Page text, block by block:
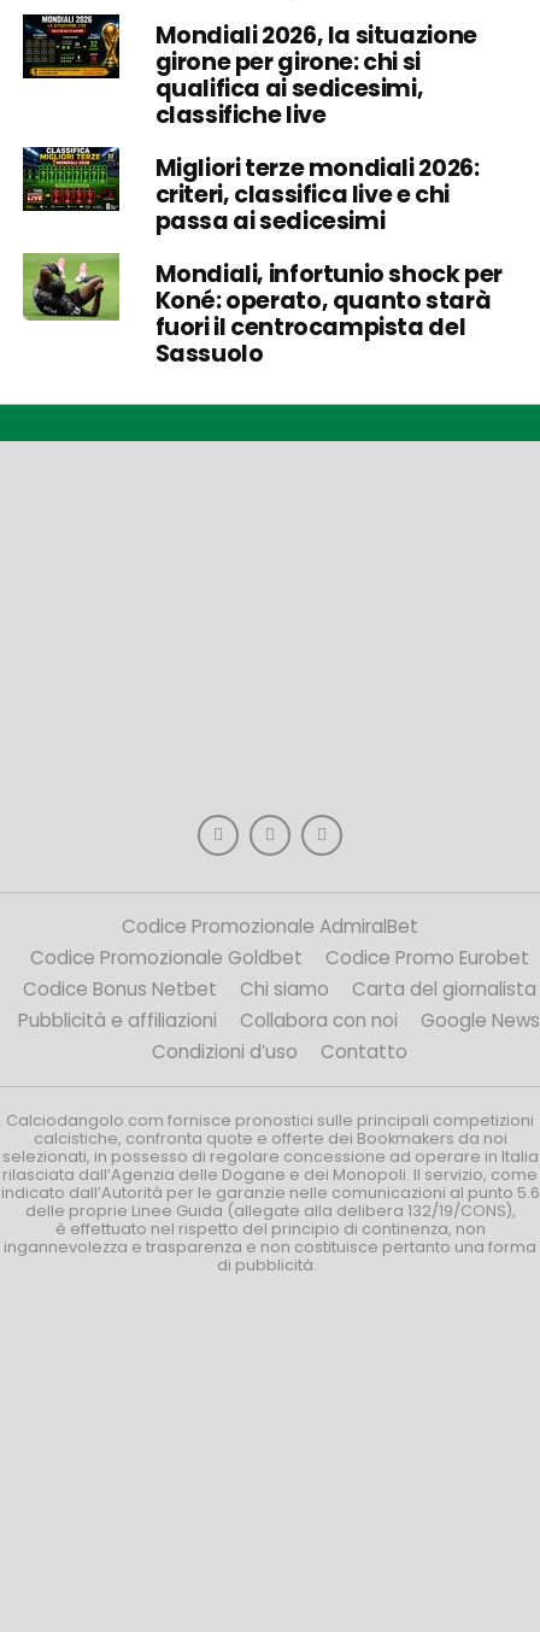
Mondiali 2026, la situazione
girone per girone: chi si
qualifica ai sedicesimi,
classifiche live
Migliori terze mondiali 2026:
criteri, classifica live e chi
passa ai sedicesimi
Mondiali, infortunio shock per
Koné: operato, quanto starà
fuori il centrocampista del
Sassuolo
Codice Promozionale AdmiralBet
Codice Promozionale Goldbet
Codice Promo Eurobet
Codice Bonus Netbet
Chi siamo
Carta del giornalista
Pubblicità e affiliazioni
Collabora con noi
Google News
Condizioni d’uso
Contatto
Calciodangolo.com fornisce pronostici sulle principali competizioni
calcistiche, confronta quote e offerte dei Bookmakers da noi
selezionati, in possesso di regolare concessione ad operare in Italia
rilasciata dall’Agenzia delle Dogane e dei Monopoli. Il servizio, come
indicato dall’Autorità per le garanzie nelle comunicazioni al punto 5.6
delle proprie Linee Guida (allegate alla delibera 132/19/CONS),
è effettuato nel rispetto del principio di continenza, non
ingannevolezza e trasparenza e non costituisce pertanto una forma
di pubblicità.